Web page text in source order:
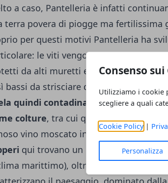
Consenso sui
Utilizziamo i cookie
scegliere a quali
Cookie Policy|
Personalizza
a caso, Pantelleria è infatti
terra povera di piogge ma fertilissima
per questi motivi Pantelleria ha
le viti vengono interrate in
da alti muretti e gli ulivi vengono
bassi da strisciare quasi a terra.
L'
quindi contadina più che
colture, tra cui quella dell' uva (in
vino moscato insieme al passito di
qui trovano un habitat ideale
marittimo), oltre a boschi di pini